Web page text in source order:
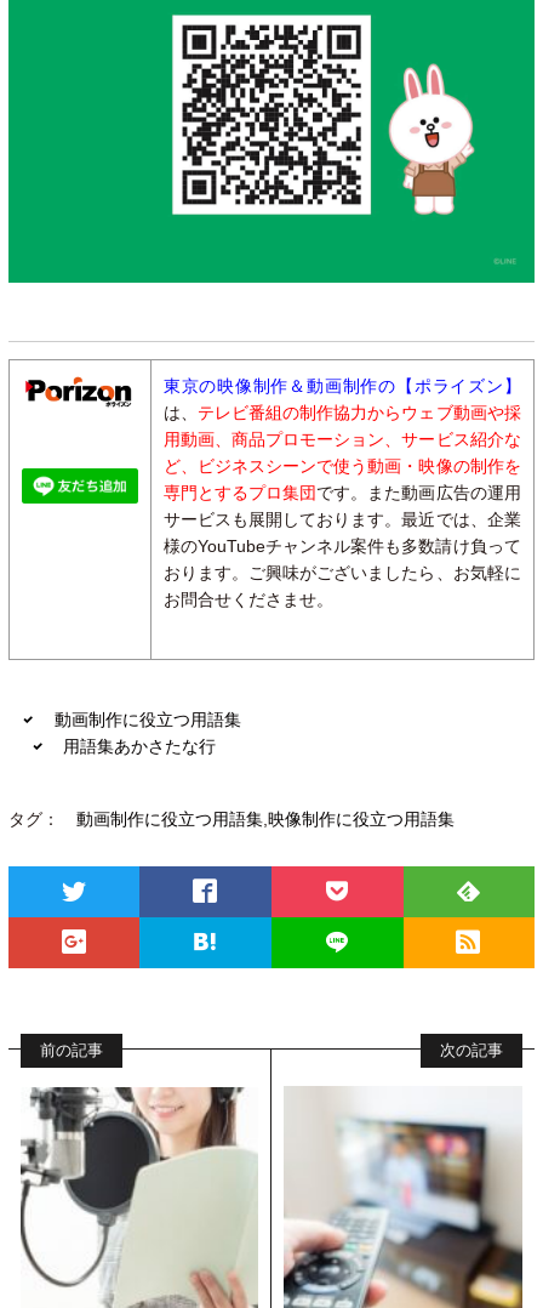
東京の映像制作＆動画制作の【ポライズン】
は、 テレビ番組の制作協力からウェブ動画や採
用動画、商品プロモーション、サービス紹介な
ど、ビジネスシーンで使う動画・映像の制作を
専門とするプロ集団です。また動画広告の運用
サービスも展開しております。最近では、企業
様のYouTubeチャンネル案件も多数請け負って
おります。ご興味がございましたら、お気軽に
お問合せくださませ。
動画制作に役立つ用語集
用語集あかさたな行
タグ： 動画制作に役立つ用語集, 映像制作に役立つ用語集
Facebook
ブ
前の記事 次の記事